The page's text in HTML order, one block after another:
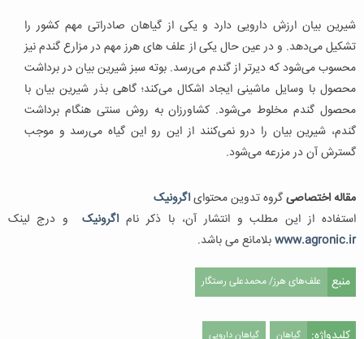
شیرین بیان ارزش دارویی دارد و یکی از گیاهان صادراتی مهم کشور را
تشکیل می‌دهد. و در عین حال یکی از علف های هرز مهم در مزارع گندم نیز
محسوب می‌شود که دیرتر از گندم می‌رسد. بوته سبز شیرین بیان در برداشت
محصول با وسایل ماشینی ایجاد اشکال می‌کند؛ گاهی بذر شیرین بیان با
محصول گندم مخلوط می‌شود. کشاورزان به روش سنتی هنگام برداشت
گندم، شیرین بیان را درو نمی‌کنند از این رو این گیاه می‌رسد و موجب
گسترش آن در مزرعه می‌شود.
مقاله اختصاصیگروه تدوین محتوایاگرونیک
استفاده از این مطلب و انتشار آن، با ذکر نام اگرونیک
و درج لینک
www.agronic.irبلامانع می باشد.
منبع علف‌های هرز/ محمدعلی رستگار
گیاهان گیاهان دارویی